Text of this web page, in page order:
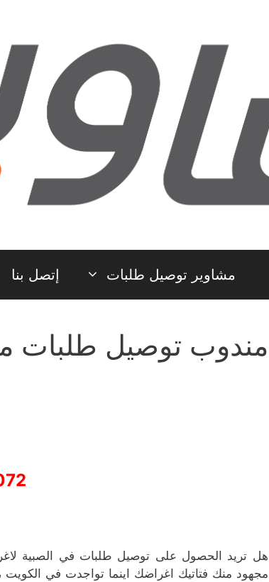
مشاوير توصيل طلبات إتصل بنا
مندوب توصيل طلبات
هل تريد الحصول على توصيل طلبات في الصبية
مجهود منك فتاتيك اغراضك اينما تواجدت في